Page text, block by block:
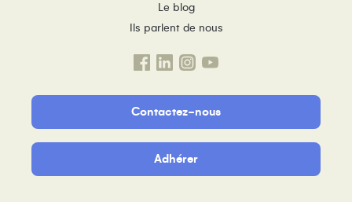
Le blog
Ils parlent de nous
Contactez-nous
Adhérer